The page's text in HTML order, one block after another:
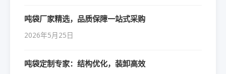
吨袋厂家精选，品质保障一站式采购
2026年5月25日
吨袋定制专家：结构优化，装卸高效